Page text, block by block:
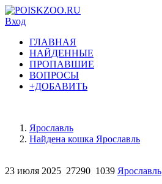
Вход
ГЛАВНАЯ
НАЙДЕННЫЕ
ПРОПАВШИЕ
ВОПРОСЫ
+ДОБАВИТЬ
Ярославль
Найдена кошка Ярославль
23 июля 2025 27290 1039 Ярославль